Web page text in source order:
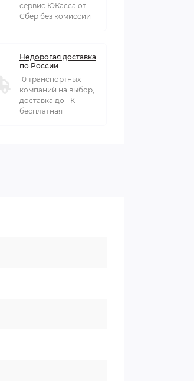
сервис ЮКасса от
Сбер без комиссии
Недорогая доставка
по России
10 транспортных
компаний на выбор,
доставка до ТК
бесплатная